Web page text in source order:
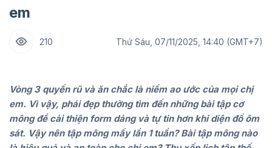
em
210 Thứ Sáu, 07/11/2025, 14:40 (GMT+7)
Vòng 3 quyến rũ và ăn chắc là niềm ao ước của mọi chị
em. Vì vậy, phái đẹp thường tìm đến những bài tập cơ
mông để cải thiện form dáng và tự tin hơn khi diện đồ ôm
sát. Vậy nên tập mông mấy lần 1 tuần? Bài tập mông nào